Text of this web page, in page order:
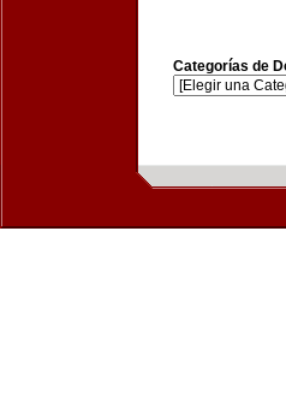
Categorías de